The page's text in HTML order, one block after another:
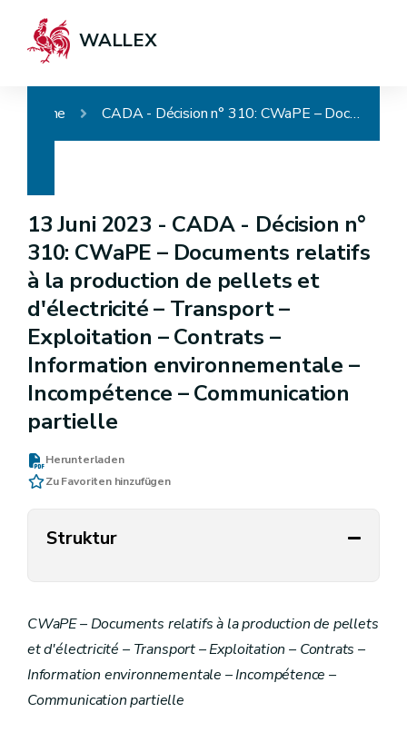
WALLEX
Home CADA - Décision n° 310: CWaPE – Documents relatifs à la production de pellets et d'électricité – Transport – Exploitation – Contrats – Information environnementale – Incompétence – Communication partielle
13 Juni 2023 - CADA - Décision n°
310: CWaPE – Documents relatifs
à la production de pellets et
d'électricité – Transport –
Exploitation – Contrats –
Information environnementale –
Incompétence – Communication
partielle
Herunterladen
Zu Favoriten hinzufügen
Struktur
CWaPE – Documents relatifs à la production de pellets
et d'électricité – Transport – Exploitation – Contrats –
Information environnementale – Incompétence –
Communication partielle